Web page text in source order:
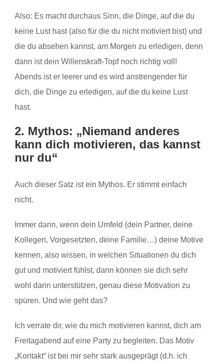
Also: Es macht durchaus Sinn, die Dinge, auf die du
keine Lust hast (also für die du nicht motiviert bist) und
die du absehen kannst, am Morgen zu erledigen, denn
dann ist dein Willenskraft-Topf noch richtig voll!
Abends ist er leerer und es wird anstrengender für
dich, die Dinge zu erledigen, auf die du keine Lust
hast.
2. Mythos: „Niemand anderes
kann dich motivieren, das kannst
nur du“
Auch dieser Satz ist ein Mythos. Er stimmt einfach
nicht.
Immer dann, wenn dein Umfeld (dein Partner, deine
Kollegen, Vorgesetzten, deine Familie…) deine Motive
kennen, also wissen, in welchen Situationen du dich
gut und motiviert fühlst, dann können sie dich sehr
wohl darin unterstützen, genau diese Motivation zu
spüren. Und wie geht das?
Ich verrate dir, wie du mich motivieren kannst, dich am
Freitagabend auf eine Party zu begleiten. Das Motiv
„Kontakt“ ist bei mir sehr stark ausgeprägt (d.h. ich